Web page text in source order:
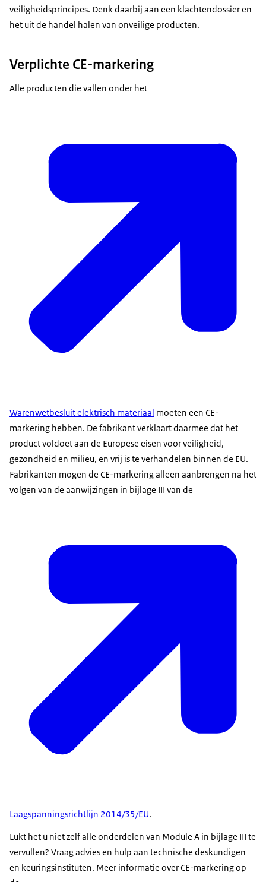
veiligheidsprincipes. Denk daarbij aan een klachtendossier en
het uit de handel halen van onveilige producten.
Verplichte CE-markering
Alle producten die vallen onder het
Warenwetbesluit elektrisch materiaal moeten een CE-
markering hebben. De fabrikant verklaart daarmee dat het
product voldoet aan de Europese eisen voor veiligheid,
gezondheid en milieu, en vrij is te verhandelen binnen de EU.
Fabrikanten mogen de CE-markering alleen aanbrengen na het
volgen van de aanwijzingen in bijlage III van de
Laagspanningsrichtlijn 2014/35/EU.
Lukt het u niet zelf alle onderdelen van Module A in bijlage III te
vervullen? Vraag advies en hulp aan technische deskundigen
en keuringsinstituten. Meer informatie over CE-markering op